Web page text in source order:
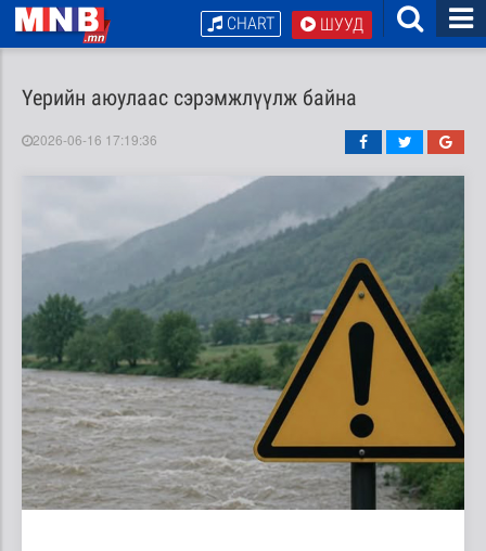
ШУУД
CHART
Үерийн аюулаас сэрэмжлүүлж байна
2026-06-16 17:19:36